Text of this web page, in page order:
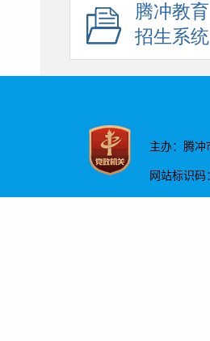
腾冲教育
招生系统